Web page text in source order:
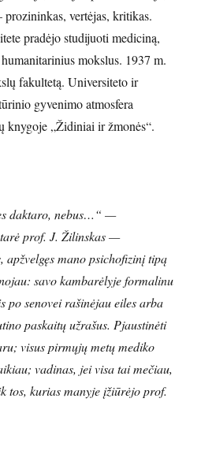
prozininkas, vertėjas, kritikas.
pradėjo studijuoti mediciną,
mokslus. 1937 m.
fakultetą. Universiteto ir
gyvenimo atmosfera
knygoje „Židiniai ir žmonės“.
daktaro, nebus…“ —
prof. J. Žilinskas —
apžvelgęs mano psichofizinį tipą
savo kambarėlyje formalinu
po senovei rašinėjau eiles arba
paskaitų užrašus. Pjaustinėti
visus pirmųjų metų mediko
vadinas, jei visa tai mečiau,
tos, kurias manyje įžiūrėjo prof.